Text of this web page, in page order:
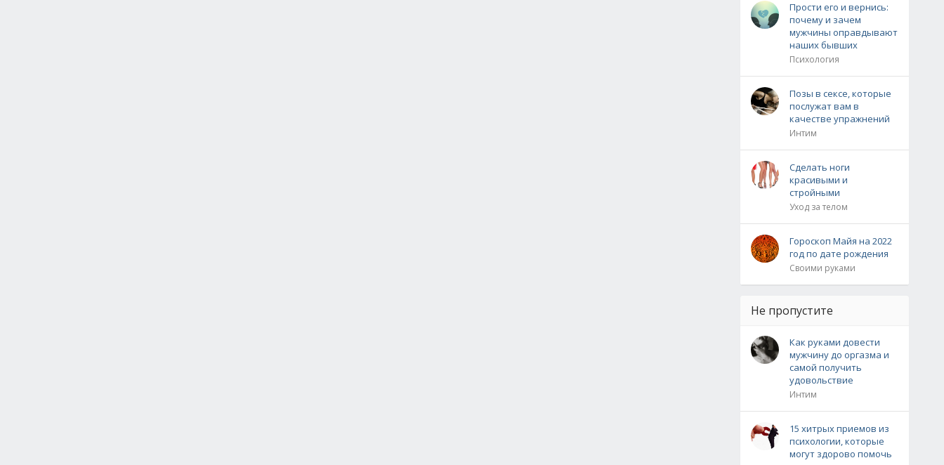
Прости его и вернись:
почему и зачем
мужчины оправдывают
наших бывших
Психология
Позы в сексе, которые
послужат вам в
качестве упражнений
Интим
Сделать ноги
красивыми и
стройными
Уход за телом
Гороскоп Майя на 2022
год по дате рождения
Своими руками
Не пропустите
Как руками довести
мужчину до оргазма и
самой получить
удовольствие
Интим
15 хитрых приемов из
психологии, которые
могут здорово помочь